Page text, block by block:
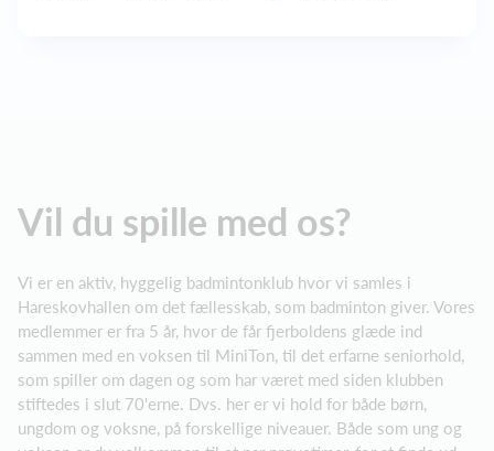
Vil du spille med os?
Vi er en aktiv, hyggelig badmintonklub hvor vi samles i
Hareskovhallen om det fællesskab, som badminton giver. Vores
medlemmer er fra 5 år, hvor de får fjerboldens glæde ind
sammen med en voksen til MiniTon, til det erfarne seniorhold,
som spiller om dagen og som har været med siden klubben
stiftedes i slut 70'erne. Dvs. her er vi hold for både børn,
ungdom og voksne, på forskellige niveauer. Både som ung og